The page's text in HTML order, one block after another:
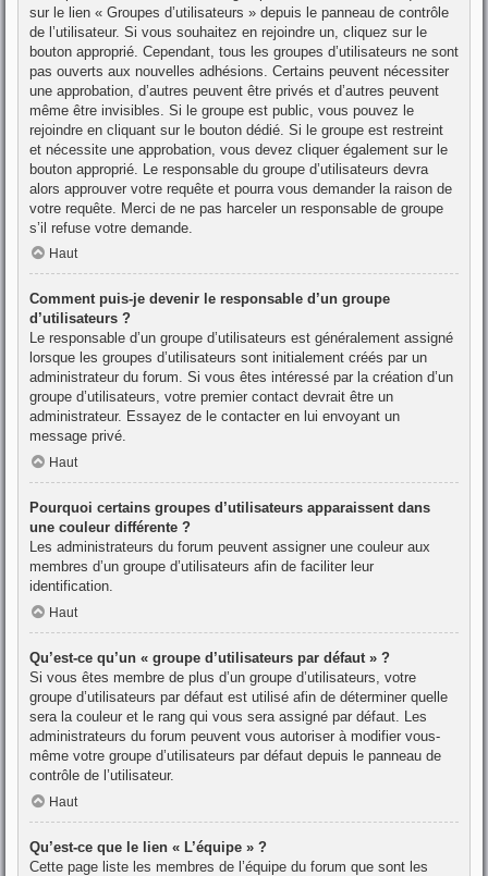
sur le lien « Groupes d’utilisateurs » depuis le panneau de contrôle
de l’utilisateur. Si vous souhaitez en rejoindre un, cliquez sur le
bouton approprié. Cependant, tous les groupes d’utilisateurs ne sont
pas ouverts aux nouvelles adhésions. Certains peuvent nécessiter
une approbation, d’autres peuvent être privés et d’autres peuvent
même être invisibles. Si le groupe est public, vous pouvez le
rejoindre en cliquant sur le bouton dédié. Si le groupe est restreint
et nécessite une approbation, vous devez cliquer également sur le
bouton approprié. Le responsable du groupe d’utilisateurs devra
alors approuver votre requête et pourra vous demander la raison de
votre requête. Merci de ne pas harceler un responsable de groupe
s’il refuse votre demande.
Haut
Comment puis-je devenir le responsable d’un groupe
d’utilisateurs ?
Le responsable d’un groupe d’utilisateurs est généralement assigné
lorsque les groupes d’utilisateurs sont initialement créés par un
administrateur du forum. Si vous êtes intéressé par la création d’un
groupe d’utilisateurs, votre premier contact devrait être un
administrateur. Essayez de le contacter en lui envoyant un
message privé.
Haut
Pourquoi certains groupes d’utilisateurs apparaissent dans
une couleur différente ?
Les administrateurs du forum peuvent assigner une couleur aux
membres d’un groupe d’utilisateurs afin de faciliter leur
identification.
Haut
Qu’est-ce qu’un « groupe d’utilisateurs par défaut » ?
Si vous êtes membre de plus d’un groupe d’utilisateurs, votre
groupe d’utilisateurs par défaut est utilisé afin de déterminer quelle
sera la couleur et le rang qui vous sera assigné par défaut. Les
administrateurs du forum peuvent vous autoriser à modifier vous-
même votre groupe d’utilisateurs par défaut depuis le panneau de
contrôle de l’utilisateur.
Haut
Qu’est-ce que le lien « L’équipe » ?
Cette page liste les membres de l’équipe du forum que sont les